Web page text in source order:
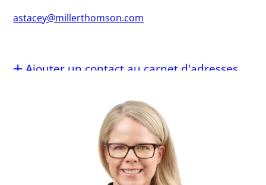
astacey@millerthomson.com
Ajouter un contact au carnet d'adresses